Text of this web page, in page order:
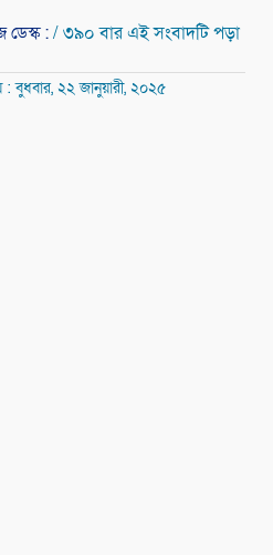
ডেস্ক :/ ৩৯০ বার এই সংবাদটি পড়া
: বুধবার, ২২ জানুয়ারী, ২০২৫